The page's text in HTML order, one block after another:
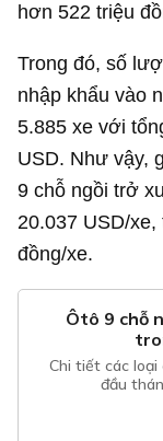
hơn 522 triệu
Trong đó, số
nhập khẩu vào
5.885 xe với
USD. Như vậy,
9 chỗ ngồi trở
20.037 USD/xe,
đồng/xe.
Ôtô 9 chỗ
Chi tiết các
đầu